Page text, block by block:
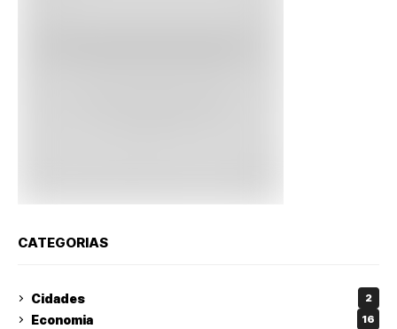
CATEGORIAS
Cidades 2
Economia 16